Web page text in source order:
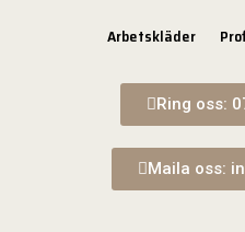
Arbetskläder
Ring oss:
Maila oss: